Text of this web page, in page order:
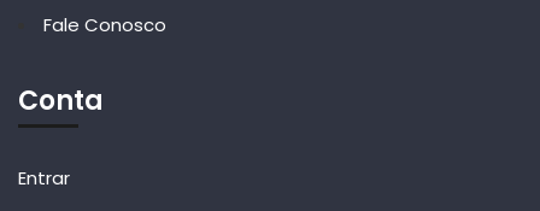
Fale Conosco
Conta
Entrar